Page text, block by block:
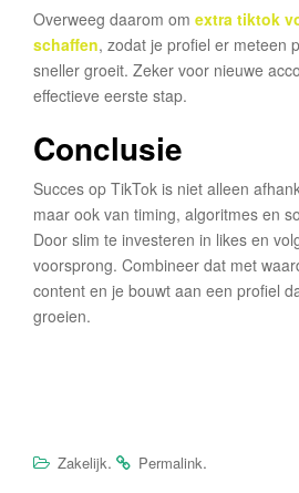
Overweeg daarom om extra tiktok
schaffen, zodat je profiel er meteen
sneller groeit. Zeker voor nieuwe
effectieve eerste stap.
Conclusie
Succes op TikTok is niet alleen
maar ook van timing, algoritmes en
Door slim te investeren in likes en
voorsprong. Combineer dat met
content en je bouwt aan een profiel
groeien.
Zakelijk. Permalink.